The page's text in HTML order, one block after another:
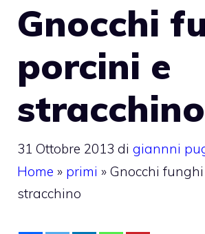
Gnocchi
porcini e
stracchino
31 Ottobre 2013 di giannni
Home » primi » Gnocchi
stracchino